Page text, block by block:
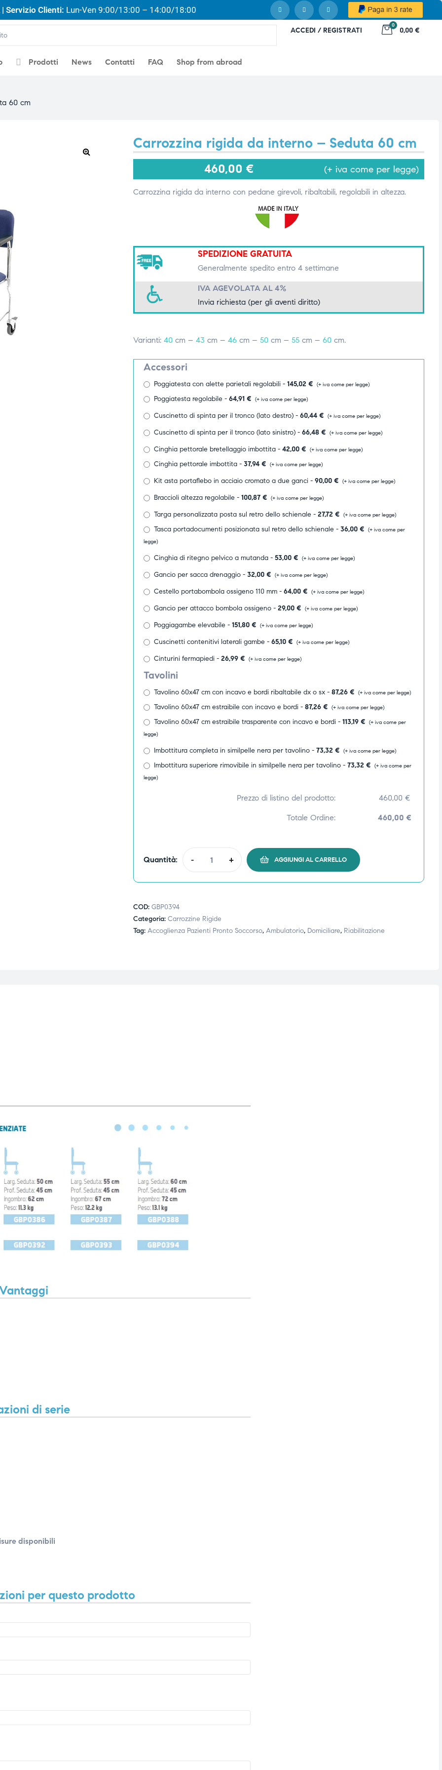
Servizio Clienti: Lun-Ven 9:00/13:00 – 14:00/18:00
ACCEDI / REGISTRATI
0
0,00 €
Prodotti News Contatti FAQ Shop from abroad
60 cm
Carrozzina rigida da interno – Seduta 60 cm
460,00 € (+ iva come per legge)
Carrozzina rigida da interno con pedane girevoli, ribaltabili, regolabili in altezza.
SPEDIZIONE GRATUITA
Generalmente spedito entro 4 settimane
IVA AGEVOLATA AL 4%
Invia richiesta (per gli aventi diritto)
Varianti: 40cm – 43 cm – 46cm – 50cm – 55cm – 60cm.
Accessori
Poggiatesta con alette parietali regolabili - 145,02 € (+ iva come per legge)
Poggiatesta regolabile - 64,91 € (+ iva come per legge)
Cuscinetto di spinta per il tronco (lato destro) - 60,44 € (+ iva come per legge)
Cuscinetto di spinta per il tronco (lato sinistro) - 66,48 € (+ iva come per legge)
Cinghia pettorale bretellaggio imbottita - 42,00 € (+ iva come per legge)
Cinghia pettorale imbottita - 37,94 € (+ iva come per legge)
Kit asta portaflebo in acciaio cromato a due ganci - 90,00 € (+ iva come per legge)
Braccioli altezza regolabile - 100,87 € (+ iva come per legge)
Targa personalizzata posta sul retro dello schienale - 27,72 € (+ iva come per legge)
Tasca portadocumenti posizionata sul retro dello schienale - 36,00 € (+ iva come per
legge)
Cinghia di ritegno pelvico a mutanda - 53,00 € (+ iva come per legge)
Gancio per sacca drenaggio - 32,00 € (+ iva come per legge)
Cestello portabombola ossigeno 110 mm - 64,00 € (+ iva come per legge)
Gancio per attacco bombola ossigeno - 29,00 € (+ iva come per legge)
Poggiagambe elevabile - 151,80 € (+ iva come per legge)
Cuscinetti contenitivi laterali gambe - 65,10 € (+ iva come per legge)
Cinturini fermapiedi - 26,99 € (+ iva come per legge)
Tavolini
Tavolino 60x47 cm con incavo e bordi ribaltabile dx o sx - 87,26 € (+ iva come per legge)
Tavolino 60x47 cm estraibile con incavo e bordi - 87,26 € (+ iva come per legge)
Tavolino 60x47 cm estraibile trasparente con incavo e bordi - 113,19 € (+ iva come per
legge)
Imbottitura completa in similpelle nera per tavolino - 73,32 € (+ iva come per legge)
Imbottitura superiore rimovibile in similpelle nera per tavolino - 73,32 € (+ iva come per
legge)
Prezzo di listino del prodotto: 460,00 €
Totale Ordine: 460,00 €
Quantità: - + AGGIUNGI AL CARRELLO
COD: GBP0394
Categoria: Carrozzine Rigide
Tag: Accoglienza Pazienti Pronto Soccorso, Ambulatorio, Domiciliare, Riabilitazione
di serie
disponibili
per questo prodotto